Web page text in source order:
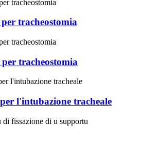
tracheostomia
tracheostomia
l'intubazione tracheale